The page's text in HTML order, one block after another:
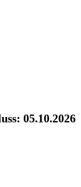
05.10.2026